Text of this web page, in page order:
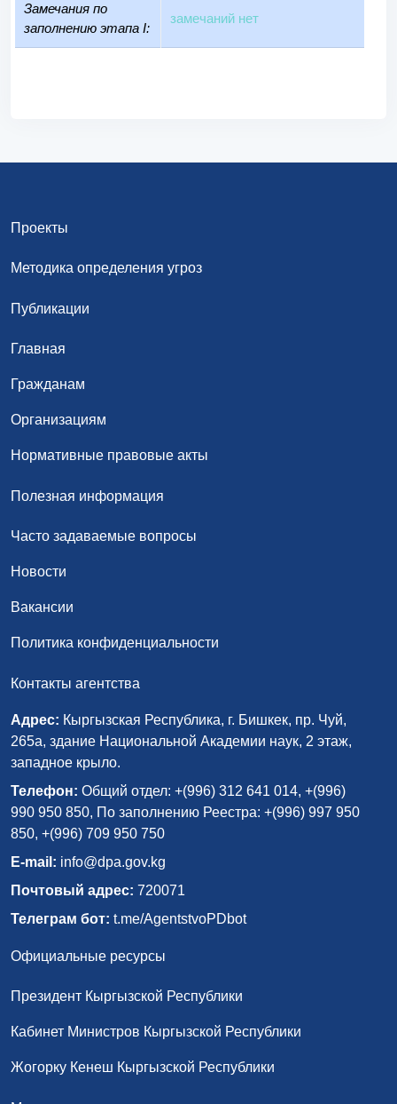
Замечания по
заполнению этапа I:
замечаний нет
Проекты
Методика определения угроз
Публикации
Главная
Гражданам
Организациям
Нормативные правовые акты
Полезная информация
Часто задаваемые вопросы
Новости
Вакансии
Политика конфиденциальности
Контакты агентства
Адрес: Кыргызская Республика, г. Бишкек, пр. Чуй,
265а, здание Национальной Академии наук, 2 этаж,
западное крыло.
Телефон: Общий отдел: +(996) 312 641 014, +(996)
990 950 850, По заполнению Реестра: +(996) 997 950
850, +(996) 709 950 750
E-mail: info@dpa.gov.kg
Почтовый адрес: 720071
Телеграм бот: t.me/AgentstvoPDbot
Официальные ресурсы
Президент Кыргызской Республики
Кабинет Министров Кыргызской Республики
Жогорку Кенеш Кыргызской Республики